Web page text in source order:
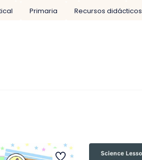
Primaria Recursos didácticos